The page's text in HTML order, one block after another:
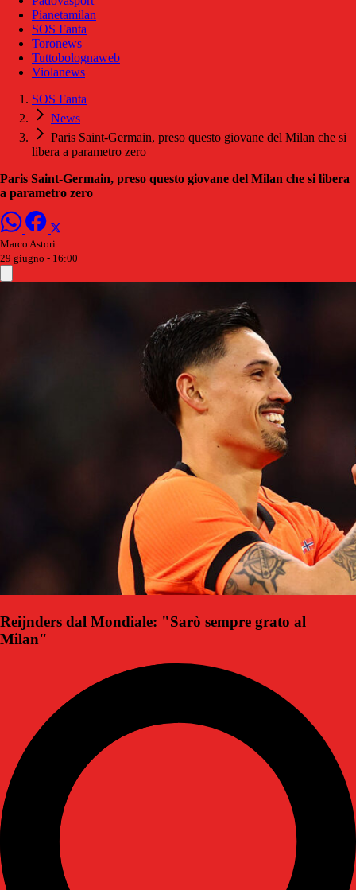
Pianetamilan
SOS Fanta
Toronews
Tuttobolognaweb
Violanews
SOS Fanta
News
Paris Saint-Germain, preso questo giovane del Milan che si
libera a parametro zero
Paris Saint-Germain, preso questo giovane del Milan che si libera
a parametro zero
Marco Astori
29 giugno - 16:00
Reijnders dal Mondiale: "Sarò sempre grato al
Milan"